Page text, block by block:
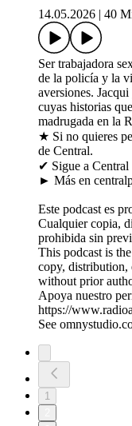
14.05.2026 40
Ser trabajadora
de la policía y la
aversiones.
cuyas historias
madrugada en la
★ Si no quieres
de Central.
✔ Sigue a Central
► Más en
Este podcast es
Cualquier copia,
prohibida sin
This podcast is
copy, distribution,
without prior
Apoya nuestro
https://
See
1